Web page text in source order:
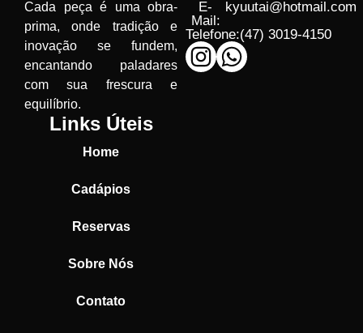
Cada peça é uma obra-
prima, onde tradição e
inovação se fundem,
encantando paladares
com sua frescura e
equilíbrio.
Links Úteis
Home
Cadápios
Reservas
Sobre Nós
Contato
E-
Mail:
kyuutai@hotmail.com
Telefone:(47) 3019-4150